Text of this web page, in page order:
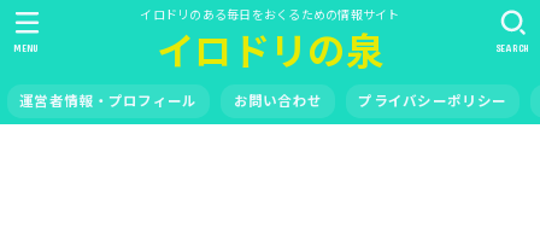
イロドリのある毎日をおくるための情報サイト
イロドリの泉
運営者情報・プロフィール お問い合わせ プライバシーポリシー
SEARCH
MENU